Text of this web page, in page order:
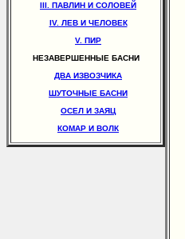
III. ПАВЛИН И СОЛОВЕЙ
IV. ЛЕВ И ЧЕЛОВЕК
V. ПИР
НЕЗАВЕРШЕННЫЕ БАСНИ
ДВА ИЗВОЗЧИКА
ШУТОЧНЫЕ БАСНИ
ОСЕЛ И ЗАЯЦ
КОМАР И ВОЛК